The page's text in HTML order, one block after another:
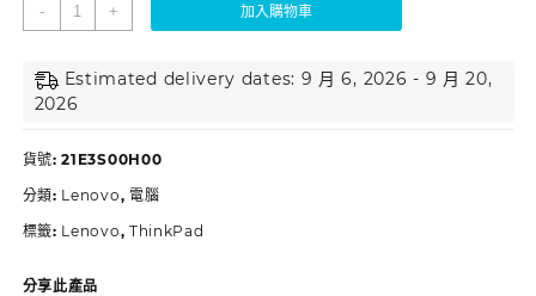
- + 加入購物車
Estimated delivery dates: 9 月 6, 2026 - 9 月 20,
2026
貨號:21E3S00H00
分類: Lenovo, 電腦
標籤: Lenovo, ThinkPad
分享此產品